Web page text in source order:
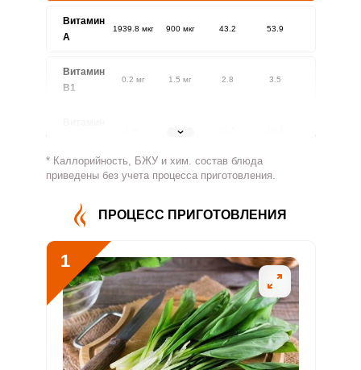
Витамин
A
1939.8 мкг 900 мкг 43.2 53.9
Витамин
В1
0.2 мг 1.5 мг 2.8 3.5
1.8 мг
Витамин
436.3 мг 500 мг 17.5 21.8
Витамин
В5
Витамин
В6
2 мг 7.6 9.5
Витамин
В9
109 мкг 400 мкг 5.5 6.8
* Каллорийность, БЖУ и хим. состав блюда
приведены без учета процесса приготовления.
ПРОЦЕСС ПРИГОТОВЛЕНИЯ
1